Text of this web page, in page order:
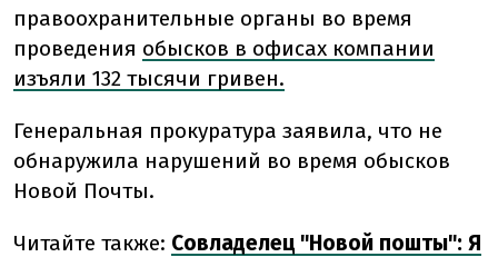
правоохранительные органы во время
проведения обысков в офисах компании
изъяли 132 тысячи гривен.
Генеральная прокуратура заявила, что не
обнаружила нарушений во время обысков
Новой Почты.
Читайте также: Совладелец "Новой пошты": Я